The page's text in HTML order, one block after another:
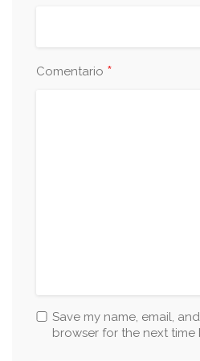
Comentario *
Save my name, email,
browser for the next time